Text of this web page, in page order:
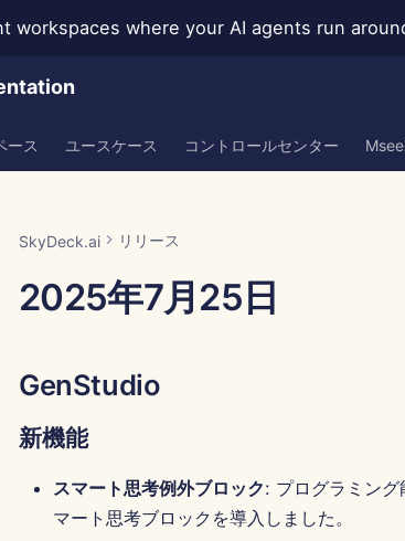
workspaces where your AI agents run
ース ユースケース コントロールセンター
SkyDeck.ai リリース
2025年7月25日
GenStudio
新機能
スマート思考例外ブロック: プログラミン
マート思考ブロックを導入しました。